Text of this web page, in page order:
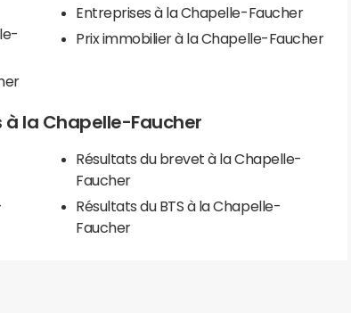
Entreprises à la Chapelle-Faucher
Prix immobilier à la Chapelle-Faucher
à la Chapelle-Faucher
Résultats du brevet à la Chapelle-
Faucher
Résultats du BTS à la Chapelle-
Faucher